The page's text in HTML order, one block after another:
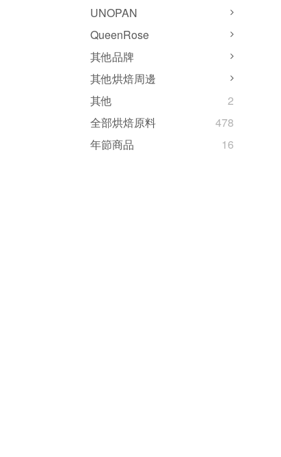
UNOPAN
QueenRose
其他品牌
其他烘焙周邊
其他
2
全部烘焙原料
478
年節商品
16